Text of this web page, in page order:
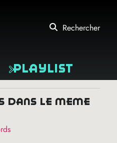
Rechercher
Playlist